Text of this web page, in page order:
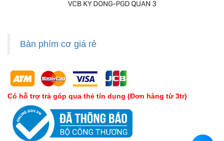
Bàn phím cơ giá rẻ
Có hỗ trợ trả góp qua thẻ tín dụng (Đơn hàng từ 3tr)